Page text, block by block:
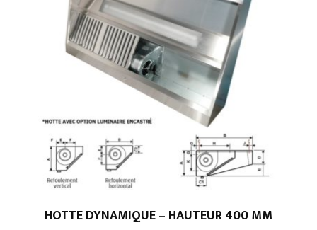
HOTTE DYNAMIQUE – HAUTEUR 400 MM